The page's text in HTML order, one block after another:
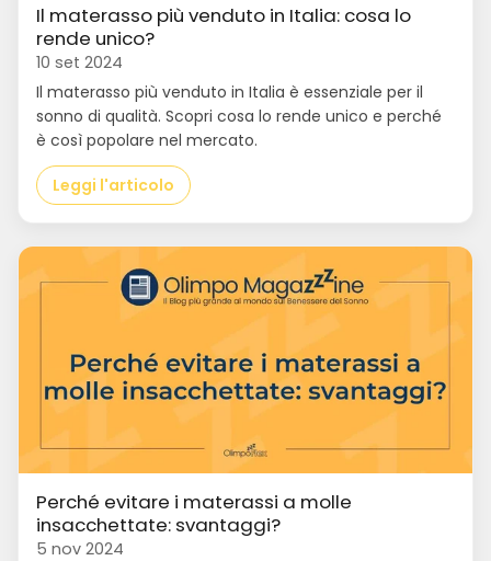
Il materasso più venduto in Italia: cosa lo
rende unico?
10 set 2024
Il materasso più venduto in Italia è essenziale per il
sonno di qualità. Scopri cosa lo rende unico e perché
è così popolare nel mercato.
Leggi l'articolo
Perché evitare i materassi a molle
insacchettate: svantaggi?
5 nov 2024